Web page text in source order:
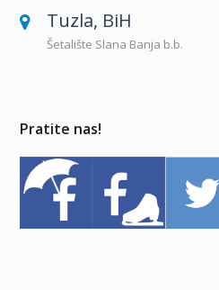
Tuzla, BiH
Šetalište Slana Banja b.b.
Pratite nas!